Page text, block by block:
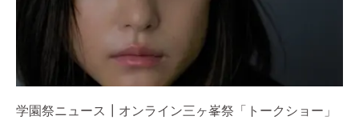
学園祭ニュース┃オンライン三ヶ峯祭「トークショー」